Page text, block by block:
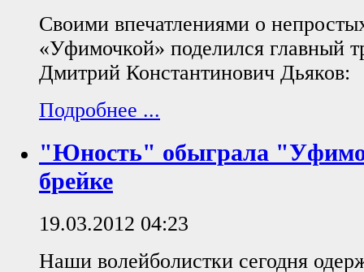
Своими впечатлениями о
«Уфимочкой» поделился главный
Дмитрий Константинович Дьяков:
Подробнее ...
"Юность" обыграла
брейке
19.03.2012 04:23
Наши волейболистки сегодня